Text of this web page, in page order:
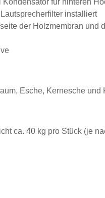
installiert
der Holzmembran und
Esche, Kernesche und
ca. 40 kg pro Stück (je